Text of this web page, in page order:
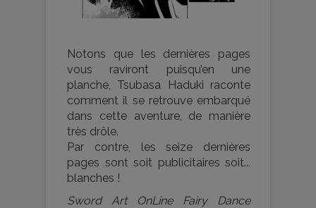
Notons que les dernières pages
vous raviront puisqu’en une
planche, Tsubasa Haduki raconte
comment il se retrouve embarqué
dans cette aventure, de manière
très drôle.
Par contre, les seize dernières
pages sont soit publicitaires soit...
blanches !
Sword Art OnLine Fairy Dance